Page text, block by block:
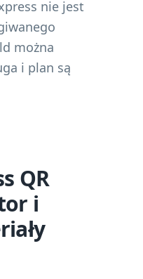
nie jest
można
i plan są
QR
i